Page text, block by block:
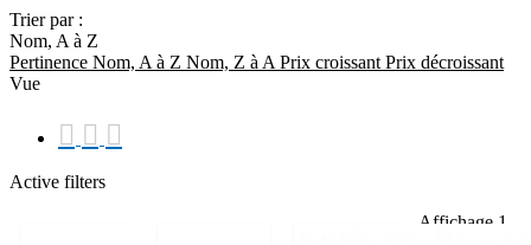
Trier par :
Nom, A à Z
Pertinence Nom, A à Z Nom, Z à A Prix ​​croissant Prix ​​décroissant
Vue
  
Active filters
Affichage 1-